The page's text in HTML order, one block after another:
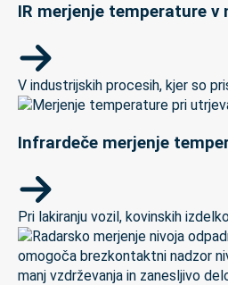
IR merjenje temperature v
V industrijskih procesih, kjer so
Infrardeče merjenje
Pri lakiranju vozil, kovinskih